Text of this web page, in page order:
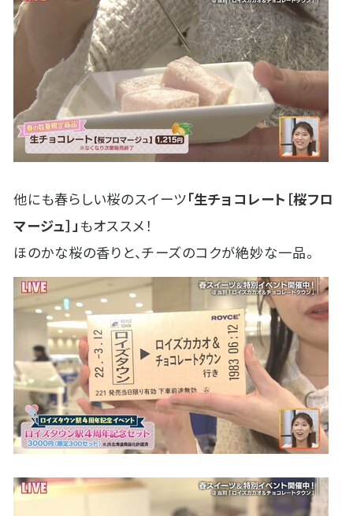
他にも春らしい桜のスイーツ「生チョコレート［桜フロ
マージュ］」 もオススメ！
ほのかな桜の香りと、チーズのコクが絶妙な一品。